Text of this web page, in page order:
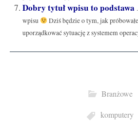
Dobry tytuł wpisu to podstawa
wpisu
Dziś będzie o tym, jak
uporządkować sytuację z systemem
Branżowe
komputery